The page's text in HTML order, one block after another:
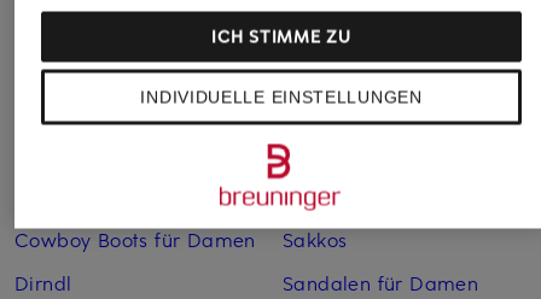
Bademäntel für Herren
Bikinis für Damen
Boleros für Damen
Cowboy Boots für Damen
Dirndl
Leinenhosen für Herren
Leinenkleider
Maxikleider
Regenmäntel für Damen
Sakkos
Sandalen für Damen
INDIVIDUELLE EINSTELLUNGEN
ICH STIMME ZU